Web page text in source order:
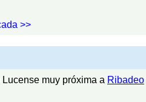
>>
muy próxima a Ribadeo